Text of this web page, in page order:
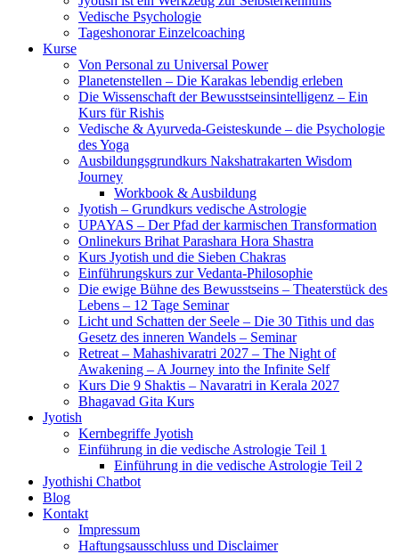
Vedische Psychologie
Tageshonorar Einzelcoaching
Kurse
Von Personal zu Universal Power
Planetenstellen – Die Karakas lebendig erleben
Die Wissenschaft der Bewusstseinsintelligenz – Ein
Kurs für Rishis
Vedische & Ayurveda-Geisteskunde – die Psychologie
des Yoga
Ausbildungsgrundkurs Nakshatrakarten Wisdom
Journey
Workbook & Ausbildung
Jyotish – Grundkurs vedische Astrologie
UPAYAS – Der Pfad der karmischen Transformation
Onlinekurs Brihat Parashara Hora Shastra
Kurs Jyotish und die Sieben Chakras
Einführungskurs zur Vedanta-Philosophie
Die ewige Bühne des Bewusstseins – Theaterstück des
Lebens – 12 Tage Seminar
Licht und Schatten der Seele – Die 30 Tithis und das
Gesetz des inneren Wandels – Seminar
Retreat – Mahashivaratri 2027 – The Night of
Awakening – A Journey into the Infinite Self
Kurs Die 9 Shaktis – Navaratri in Kerala 2027
Bhagavad Gita Kurs
Jyotish
Kernbegriffe Jyotish
Einführung in die vedische Astrologie Teil 1
Einführung in die vedische Astrologie Teil 2
Jyothishi Chatbot
Blog
Kontakt
Impressum
Haftungsausschluss und Disclaimer